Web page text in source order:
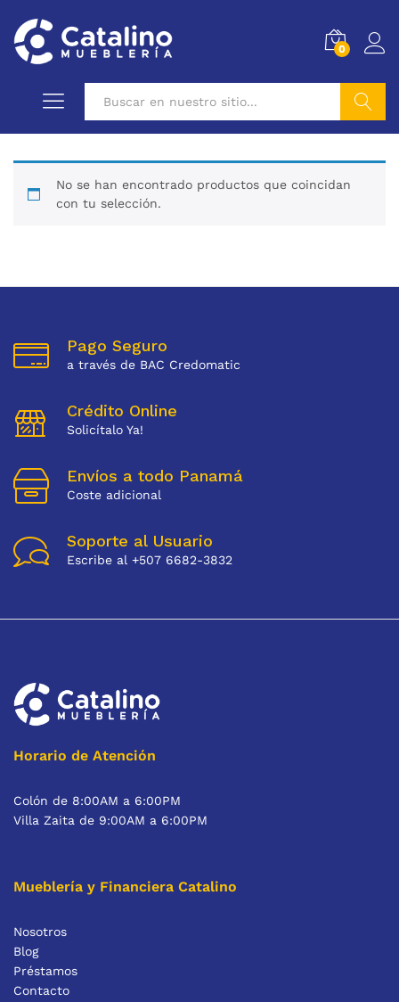
0
No se han encontrado productos que coincidan
con tu selección.
Pago Seguro
a través de BAC Credomatic
Crédito Online
Solicítalo Ya!
Envíos a todo Panamá
Coste adicional
Soporte al Usuario
Escribe al +507 6682-3832
Horario de Atención
Colón de 8:00AM a 6:00PM
Villa Zaita de 9:00AM a 6:00PM
Mueblería y Financiera Catalino
Nosotros
Blog
Préstamos
Contacto